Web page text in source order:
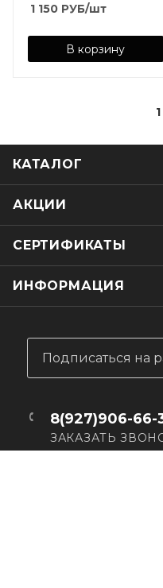
1 150 РУБ/шт
В корзину
1
КАТАЛОГ
АКЦИИ
СЕРТИФИКАТЫ
ИНФОРМАЦИЯ
Подписаться на
8(927)906-66-
ЗАКАЗАТЬ